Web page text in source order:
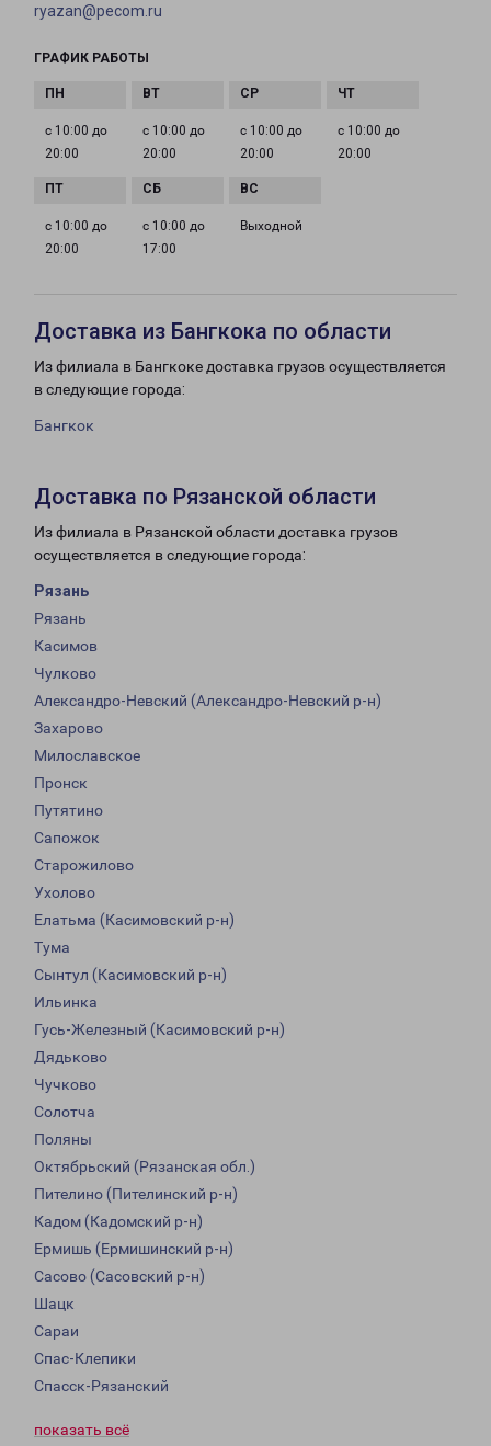
ryazan@pecom.ru
ГРАФИК РАБОТЫ
с 10:00 до
20:00
с 10:00 до
20:00
с 10:00 до
20:00
с 10:00 до
20:00
с 10:00 до
20:00
с 10:00 до
17:00
Выходной
Доставка из Бангкока по области
Из филиала в Бангкоке доставка грузов осуществляется
в следующие города:
Бангкок
Доставка по Рязанской области
Из филиала в Рязанской области доставка грузов
осуществляется в следующие города:
Рязань
Рязань
Касимов
Чулково
Александро-Невский (Александро-Невский р-н)
Захарово
Милославское
Пронск
Путятино
Сапожок
Старожилово
Ухолово
Елатьма (Касимовский р-н)
Тума
Сынтул (Касимовский р-н)
Ильинка
Гусь-Железный (Касимовский р-н)
Дядьково
Чучково
Солотча
Поляны
Октябрьский (Рязанская обл.)
Пителино (Пителинский р-н)
Кадом (Кадомский р-н)
Ермишь (Ермишинский р-н)
Сасово (Сасовский р-н)
Шацк
Сараи
Спас-Клепики
Спасск-Рязанский
показать всё